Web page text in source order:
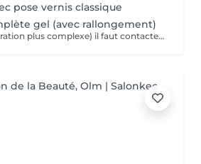
pose vernis classique
gel (avec rallongement)
Pour un Nail art (decoration plus complexe) il faut contacter l'institut pour avoir un devis.